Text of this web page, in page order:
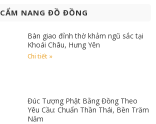
CẨM NANG ĐỒ ĐỒNG
Bàn giao đỉnh thờ khảm ngũ sắc tại
Khoái Châu, Hưng Yên
Chi tiết »
Đúc Tượng Phật Bằng Đồng Theo
Yêu Cầu: Chuẩn Thần Thái, Bền Trăm
Năm